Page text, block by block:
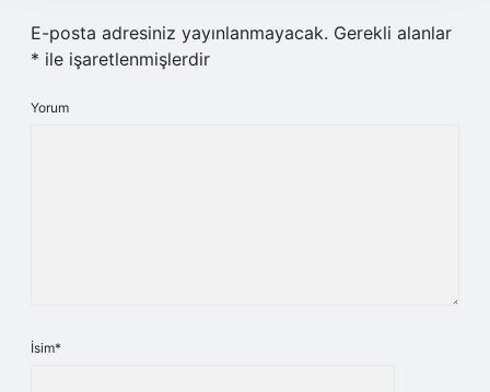
E-posta adresiniz yayınlanmayacak. Gerekli alanlar
* ile işaretlenmişlerdir
Yorum
İsim*